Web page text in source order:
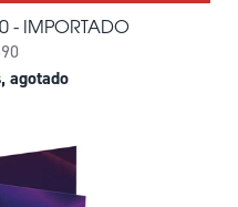
- IMPORTADO
agotado